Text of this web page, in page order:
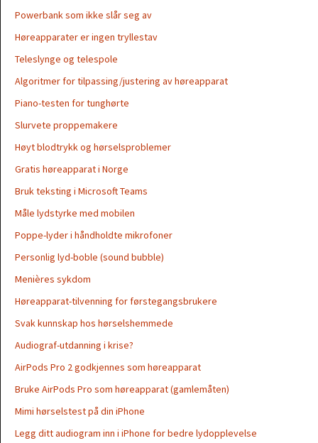
Powerbank som ikke slår seg av
Høreapparater er ingen tryllestav
Teleslynge og telespole
Algoritmer for tilpassing/justering av høreapparat
Piano-testen for tunghørte
Slurvete proppemakere
Høyt blodtrykk og hørselsproblemer
Gratis høreapparat i Norge
Bruk teksting i Microsoft Teams
Måle lydstyrke med mobilen
Poppe-lyder i håndholdte mikrofoner
Personlig lyd-boble (sound bubble)
Menières sykdom
Høreapparat-tilvenning for førstegangsbrukere
Svak kunnskap hos hørselshemmede
Audiograf-utdanning i krise?
AirPods Pro 2 godkjennes som høreapparat
Bruke AirPods Pro som høreapparat (gamlemåten)
Mimi hørselstest på din iPhone
Legg ditt audiogram inn i iPhone for bedre lydopplevelse